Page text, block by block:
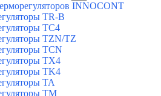
INNOCONT
TR-B
TC4
TZN/TZ
TCN
TX4
TK4
TA
TM